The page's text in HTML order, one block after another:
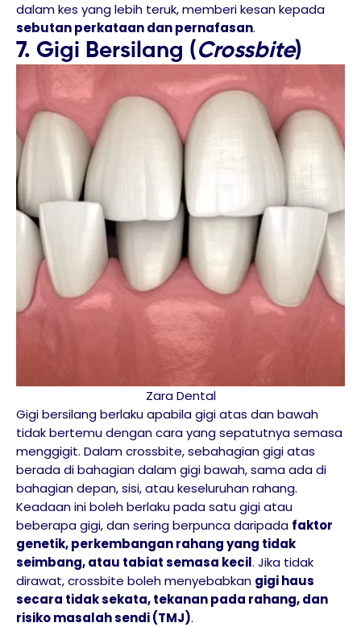
dalam kes yang lebih teruk, memberi kesan kepada
sebutan perkataan dan pernafasan.
7. Gigi Bersilang (Crossbite)
Zara Dental
Gigi bersilang berlaku apabila gigi atas dan bawah
tidak bertemu dengan cara yang sepatutnya semasa
menggigit. Dalam crossbite, sebahagian gigi atas
berada di bahagian dalam gigi bawah, sama ada di
bahagian depan, sisi, atau keseluruhan rahang.
Keadaan ini boleh berlaku pada satu gigi atau
beberapa gigi, dan sering berpunca daripada faktor
genetik, perkembangan rahang yang tidak
seimbang, atau tabiat semasa kecil. Jika tidak
dirawat, crossbite boleh menyebabkan gigi haus
secara tidak sekata, tekanan pada rahang, dan
risiko masalah sendi (TMJ).